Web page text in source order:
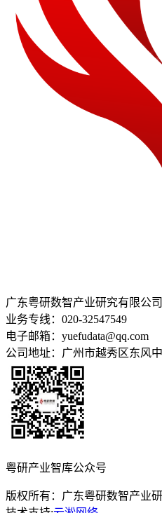
广东粤研数智产业研究有限公司
业务专线：020-32547549
电子邮箱：yuefudata@qq.com
公司地址：广州市越秀区东风
粤研产业智库公众号
版权所有：广东粤研数智产业